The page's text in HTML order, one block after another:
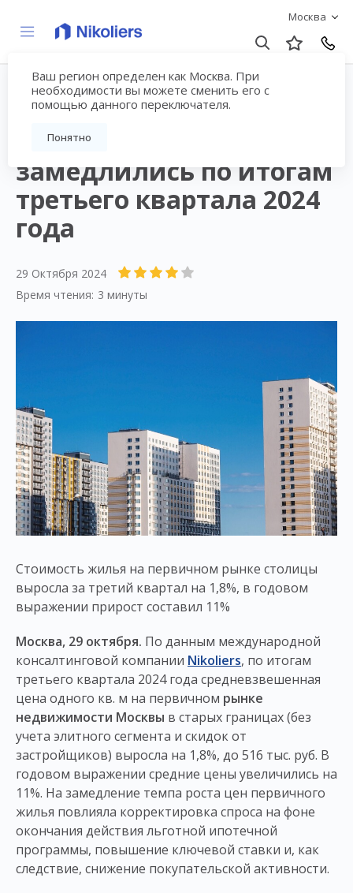
Москва
Ваш регион определен как Москва. При
необходимости вы можете сменить его с
помощью данного переключателя.
Понятно
Темпы роста цен в
новостройках Москвы
замедлились по итогам
третьего квартала 2024
года
29 Октября 2024
Время чтения: 3 минуты
Стоимость жилья на первичном рынке столицы
выросла за третий квартал на 1,8%, в годовом
выражении прирост составил 11%
Москва, 29 октября. По данным международной
консалтинговой компании Nikoliers, по итогам
третьего квартала 2024 года средневзвешенная
цена одного кв. м на первичном рынке
недвижимости Москвы в старых границах (без
учета элитного сегмента и скидок от
застройщиков) выросла на 1,8%, до 516 тыс. руб. В
годовом выражении средние цены увеличились на
11%. На замедление темпа роста цен первичного
жилья повлияла корректировка спроса на фоне
окончания действия льготной ипотечной
программы, повышение ключевой ставки и, как
следствие, снижение покупательской активности.